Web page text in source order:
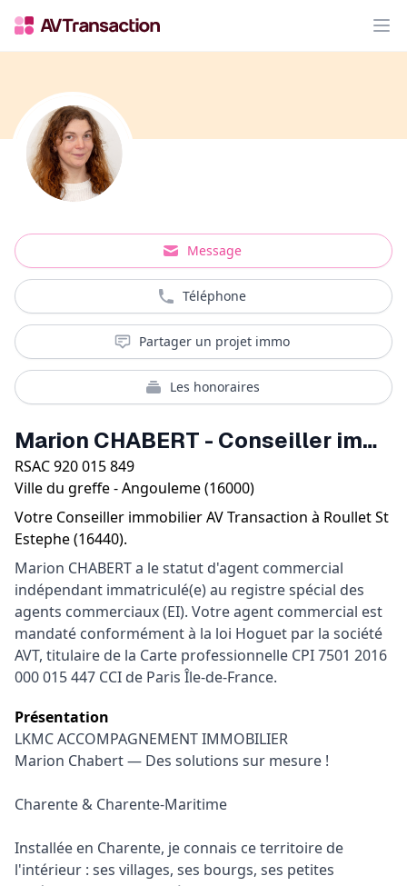
Message
Téléphone
Partager un projet immo
Les honoraires
Marion CHABERT - Conseiller immobilier
RSAC920 015 849
Ville du greffe -Angouleme(16000)
Votre Conseiller immobilierAV Transaction à Roullet St
Estephe(16440).
Marion CHABERT a le statut d'agent commercial
indépendant immatriculé(e) au registre spécial des
agents commerciaux (EI). Votre agent commercial est
mandaté conformément à la loi Hoguet par la société
AVT, titulaire de la Carte professionnelle CPI 7501 2016
000 015 447 CCI de Paris Île-de-France.
Présentation
LKMC ACCOMPAGNEMENT IMMOBILIER
Marion Chabert — Des solutions sur mesure !
Charente & Charente-Maritime
Installée en Charente, je connais ce territoire de
l'intérieur : ses villages, ses bourgs, ses petites